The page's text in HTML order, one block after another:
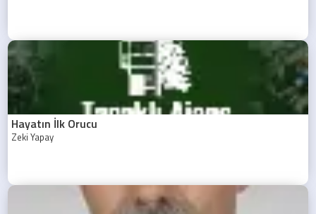
Hayatın İlk Orucu
Zeki Yapay